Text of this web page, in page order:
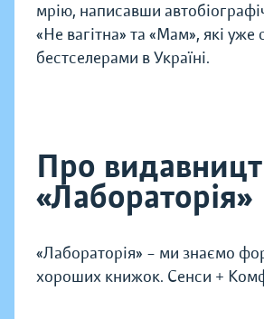
мрію, написавши
«Не вагітна» та «Мам», які уже
бестселерами в Україні.
Про
«Лабораторія»
«Лабораторія» – ми знаємо
хороших книжок. Сенси +